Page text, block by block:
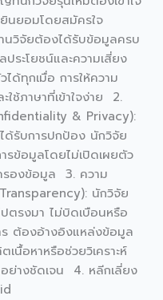
นยอมโดยสมัครใจ
นวิจัยต้องได้รับข้อมูลครบ
ระโยชน์และความเสี่ยง
ด้ทุกเมื่อ การให้ความ
ช้ภาษาที่เข้าใจง่าย 2.
& Privacy):
ด้รับการปกป้อง นักวิจัย
รข้อมูลโดยไม่เปิดเผยตัว
องข้อมูล 3. ความ
นักวิจัย
ตรงมา ไม่บิดเบือนหรือ
ต้องอ้างอิงแหล่งข้อมูล
เนื้อหาหรือช่วยวิเคราะห์
ย่างชัดเจน 4. หลีกเลี่ยง